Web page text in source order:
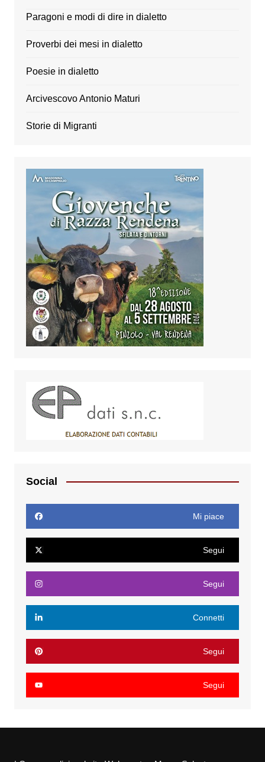
Paragoni e modi di dire in dialetto
Proverbi dei mesi in dialetto
Poesie in dialetto
Arcivescovo Antonio Maturi
Storie di Migranti
Social
Mi piace
Segui
Segui
Connetti
Segui
Segui